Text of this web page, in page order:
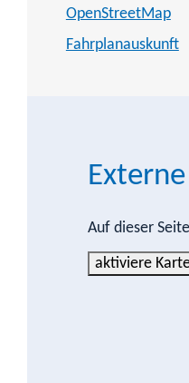
OpenStreetMap
Fahrplanauskunft
Auf dieser
aktiviere